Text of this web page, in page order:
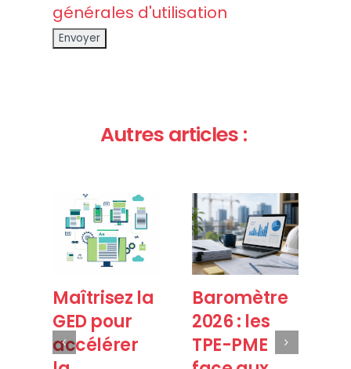
générales d'utilisation
Autres articles :
Maîtrisez la
GED pour
accélérer
Baromètre
2026 : les
TPE-PME